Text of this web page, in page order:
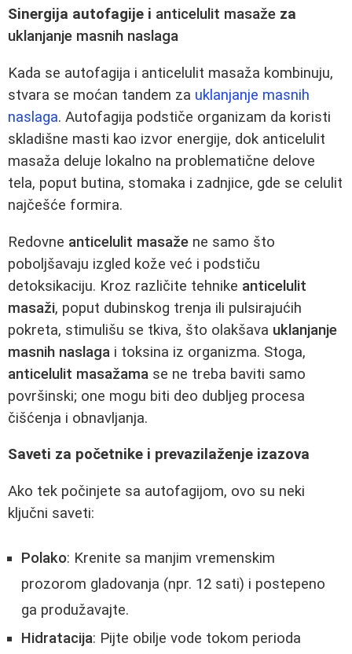
Sinergija autofagije i anticelulit masaže za
uklanjanje masnih naslaga
Kada se autofagija i anticelulit masaža kombinuju,
stvara se moćan tandem za uklanjanje masnih
naslaga. Autofagija podstiče organizam da koristi
skladišne masti kao izvor energije, dok anticelulit
masaža deluje lokalno na problematične delove
tela, poput butina, stomaka i zadnjice, gde se celulit
najčešće formira.
Redovne anticelulit masaže ne samo što
poboljšavaju izgled kože već i podstiču
detoksikaciju. Kroz različite tehnike anticelulit
masaži, poput dubinskog trenja ili pulsirajućih
pokreta, stimulišu se tkiva, što olakšava uklanjanje
masnih naslaga i toksina iz organizma. Stoga,
anticelulit masažama se ne treba baviti samo
površinski; one mogu biti deo dubljeg procesa
čišćenja i obnavljanja.
Saveti za početnike i prevazilaženje izazova
Ako tek počinjete sa autofagijom, ovo su neki
ključni saveti:
Polako: Krenite sa manjim vremenskim
prozorom gladovanja (npr. 12 sati) i postepeno
ga produžavajte.
Hidratacija: Pijte obilje vode tokom perioda